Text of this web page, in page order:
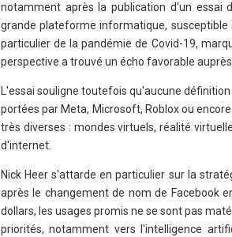
notamment après la publication d'un essai
grande plateforme informatique, susceptible
particulier de la pandémie de Covid-19,
perspective a trouvé un écho favorable
L'essai souligne toutefois qu'aucune
portées par Meta, Microsoft, Roblox ou
très diverses : mondes virtuels, réalité
d'internet.
Nick Heer s'attarde en particulier sur la
après le changement de nom de Facebook
dollars, les usages promis ne se sont pas
priorités, notamment vers l'intelligence